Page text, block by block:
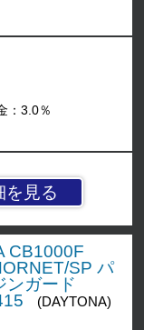
を見る
：3.0％
CB1000F
SP パ
ンガード
(DAYTONA)